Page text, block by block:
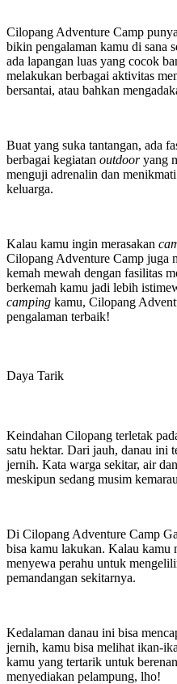
Cilopang Adventure Camp
bikin pengalaman kamu di sana
ada lapangan luas yang cocok
melakukan berbagai aktivitas
bersantai, atau bahkan
Buat yang suka tantangan, ada
berbagai kegiatan outdooryang
menguji adrenalin dan
keluarga.
Kalau kamu ingin merasakan
Cilopang Adventure Camp juga
kemah mewah dengan fasilitas
berkemah kamu jadi lebih
camping kamu, Cilopang
pengalaman terbaik!
Daya Tarik
Keindahan Cilopang terletak
satu hektar. Dari jauh, danau ini
jernih. Kata warga sekitar, air
meskipun sedang musim
Di Cilopang Adventure Camp
bisa kamu lakukan. Kalau kamu
menyewa perahu untuk
pemandangan sekitarnya.
Kedalaman danau ini bisa
jernih, kamu bisa melihat ikan-
kamu yang tertarik untuk
menyediakan pelampung, lho!